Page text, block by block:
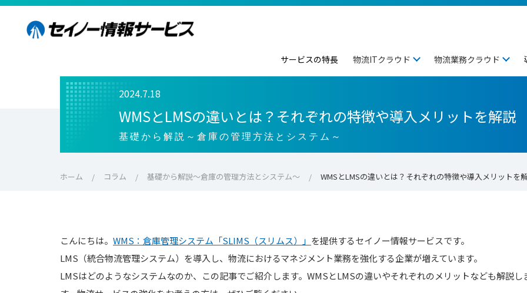
サービスの特長 物流ITクラウド 物流業務クラウド
2024.7.18
WMSとLMSの違いとは？それぞれの特徴や導入メリットを解説
基礎から解説～倉庫の管理方法とシステム～
ホーム コラム 基礎から解説～倉庫の管理方法とシステム～ WMSとLMSの違いとは？それぞれの特徴や導入メリットを
こんにちは。 WMS：倉庫管理システム「SLIMS（スリムス）」 を提供するセイノー情報サービスです。
LMS（統合物流管理システム）を導入し、物流におけるマネジメント業務を強化する企業が増えています。
LMSはどのようなシステムなのか、この記事でご紹介します。WMSとLMSの違いやそれぞれのメリットなども解説し